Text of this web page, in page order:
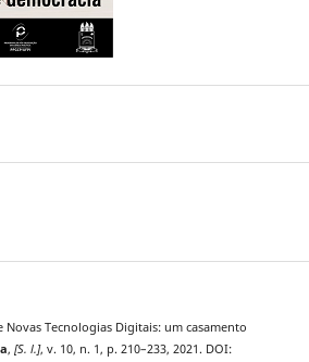
Novas Tecnologias Digitais: um casamento
, [S. l.], v. 10, n. 1, p. 210–233, 2021. DOI: